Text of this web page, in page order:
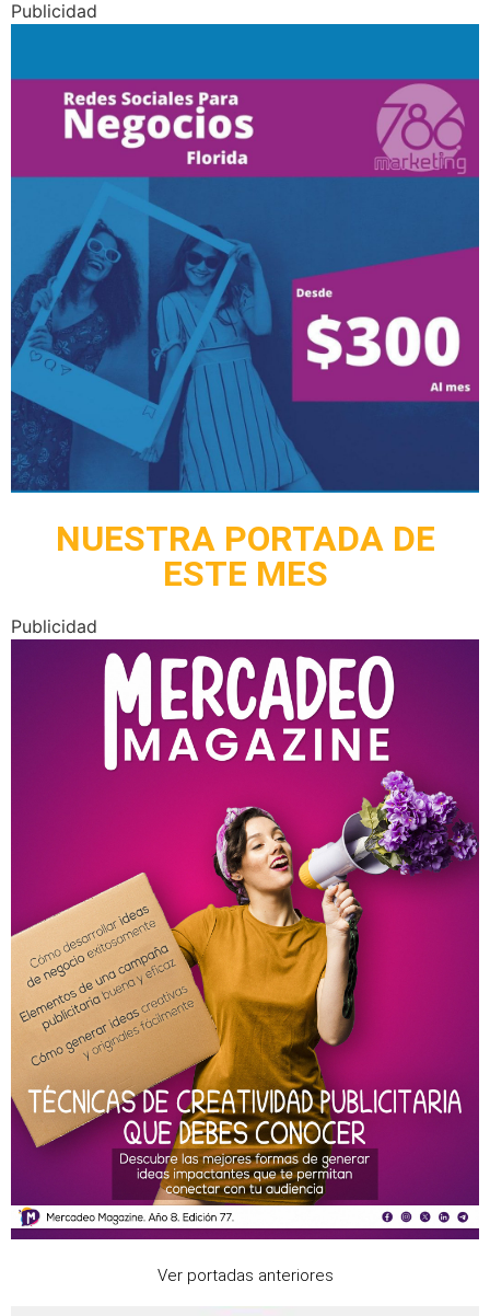
Publicidad
NUESTRA PORTADA DE
ESTE MES
Publicidad
Ver portadas anteriores